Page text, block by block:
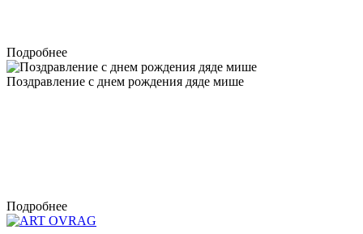
Подробнее
Поздравление с днем рождения дяде мише
Подробнее